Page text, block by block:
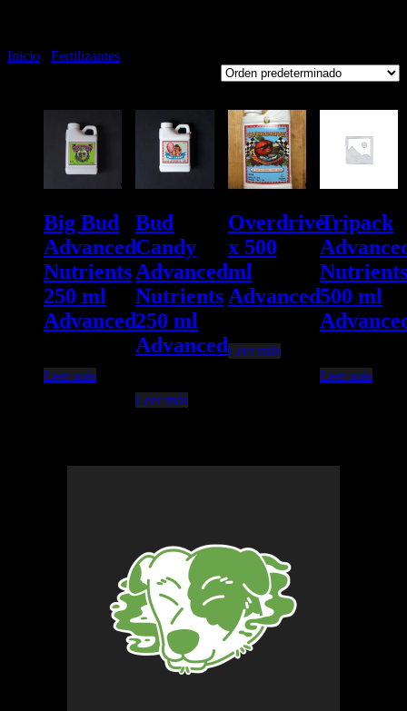
Inicio Fertilizantes
Big Bud
Advanced
Nutrients
250 ml
Advanced
Leer más
Bud
Candy
Advanced
Nutrients
250 ml
Advanced
Leer más
Overdrive
x 500
ml
Advanced
Leer más
Tripack
Nutrients
500 ml
Leer más